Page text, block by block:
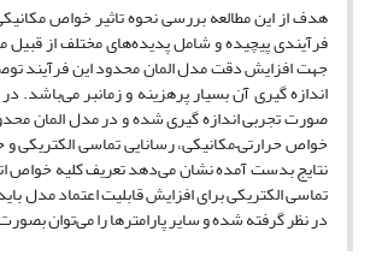
فرآیندی پیچیده و شامل پدیده‌های مختلف از
جهت افزایش دقت مدل المان محدود این فرآیند
اندازه گیری آن بسیار پرهزینه و زمانبر
صورت تجربی اندازه گیری شده و در مدل المان
خواص حرارتی–مکانیکی، رسانایی تماسی
نتایج بدست آمده نشان می‌دهد تعریف کلیه خواص
تماسی الکتریکی برای افزایش قابلیت اعتماد
در نظر گرفته شده و سایر پارامترها را می‌توان